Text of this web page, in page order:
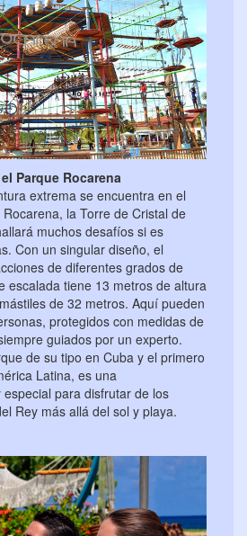
Parque Rocarena
extrema se encuentra en el
la Torre de Cristal de
muchos desafíos si es
Con un singular diseño, el
de diferentes grados de
escalada tiene 13 metros de altura
de 32 metros. Aquí pueden
protegidos con medidas de
guiados por un experto.
de su tipo en Cuba y el primero
Latina, es una
para disfrutar de los
Rey más allá del sol y playa.